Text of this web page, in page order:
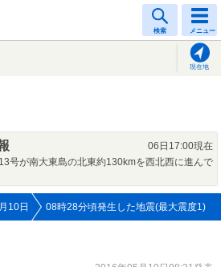
検索 メニュー
現在地
06日17:00現在
号が南大東島の北東約130kmを西北西に進んで
10日 08時28分頃発生した地震(最大震度1)